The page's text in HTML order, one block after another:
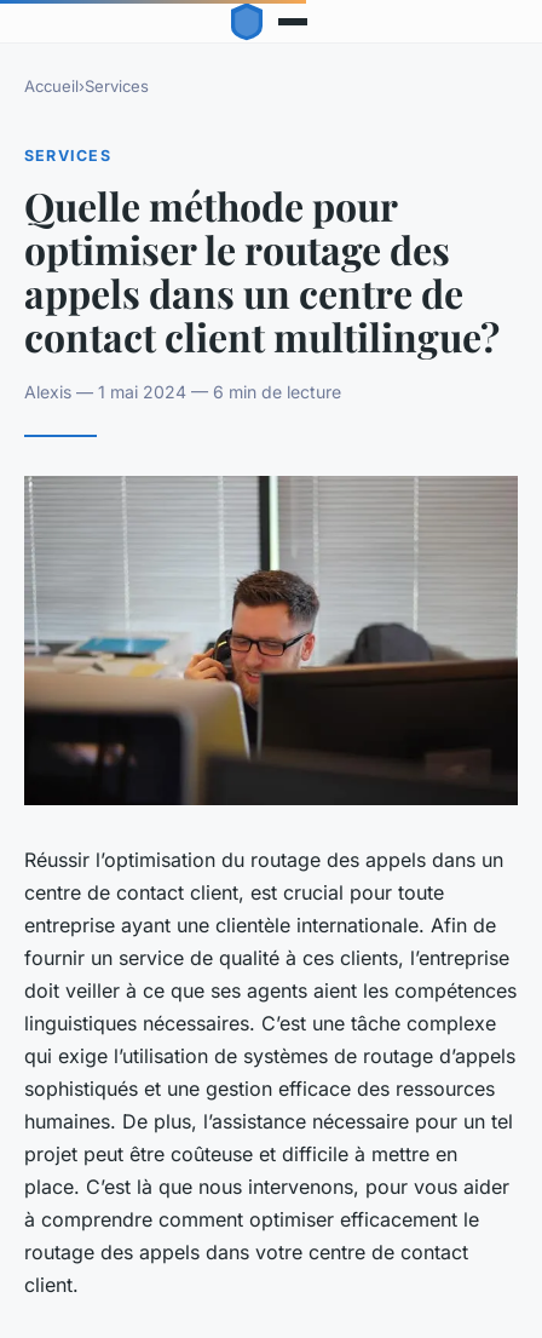
Accueil›Services
SERVICES
Quelle méthode pour
optimiser le routage des
appels dans un centre de
contact client multilingue?
Alexis — 1 mai 2024 — 6 min de lecture
Réussir l’optimisation du routage des appels dans un
centre de contact client, est crucial pour toute
entreprise ayant une clientèle internationale. Afin de
fournir un service de qualité à ces clients, l’entreprise
doit veiller à ce que ses agents aient les compétences
linguistiques nécessaires. C’est une tâche complexe
qui exige l’utilisation de systèmes de routage d’appels
sophistiqués et une gestion efficace des ressources
humaines. De plus, l’assistance nécessaire pour un tel
projet peut être coûteuse et difficile à mettre en
place. C’est là que nous intervenons, pour vous aider
à comprendre comment optimiser efficacement le
routage des appels dans votre centre de contact
client.